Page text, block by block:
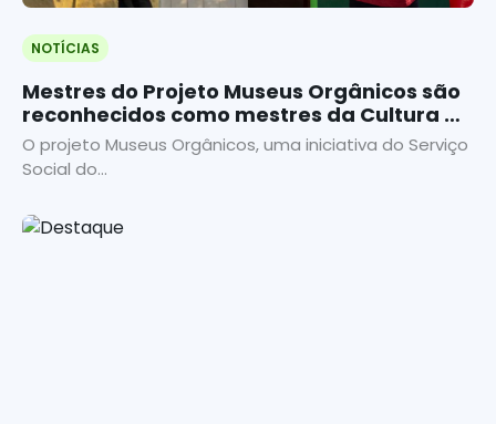
NOTÍCIAS
Mestres do Projeto Museus Orgânicos são
reconhecidos como mestres da Cultura do
Ceará
O projeto Museus Orgânicos, uma iniciativa do Serviço
Social do...